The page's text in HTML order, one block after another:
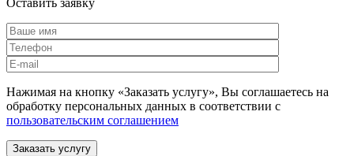
Нажимая на кнопку «Заказать услугу», Вы соглашаетесь на
обработку персональных данных в соответствии с
пользовательским соглашением
Заказать услугу